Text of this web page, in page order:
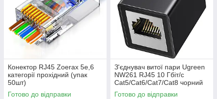
Конектор RJ45 Zoerax 5e,6
категорії прохідний (упак
50шт)
Готово до відправки
З'єднувач витої пари Ugreen
NW261 RJ45 10 Гбіт/с
Cat5/Cat6/Cat7/Cat8 чорний
(25964)
Готово до відправки